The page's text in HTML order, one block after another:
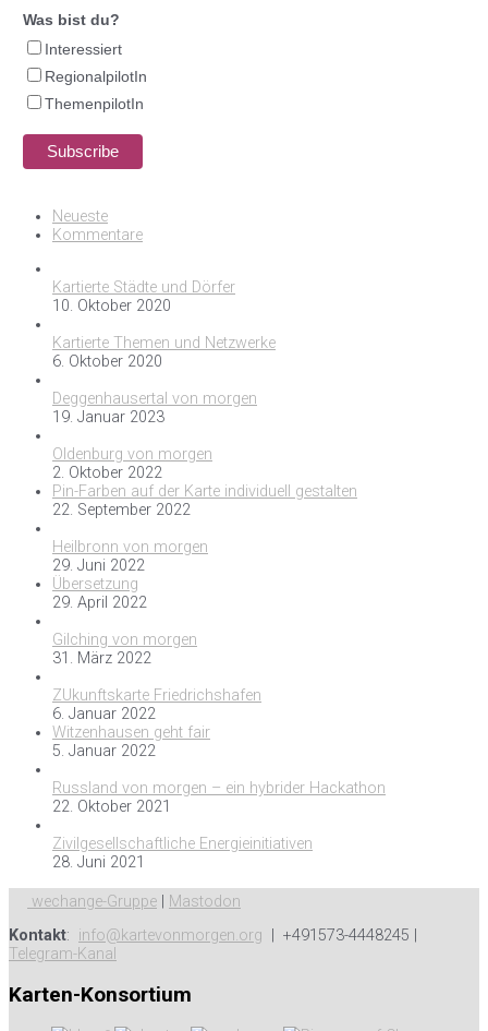
Was bist du?
Interessiert
RegionalpilotIn
ThemenpilotIn
Neueste
Kommentare
Kartierte Städte und Dörfer
10. Oktober 2020
Kartierte Themen und Netzwerke
6. Oktober 2020
Deggenhausertal von morgen
19. Januar 2023
Oldenburg von morgen
2. Oktober 2022
Pin-Farben auf der Karte individuell gestalten
22. September 2022
Heilbronn von morgen
29. Juni 2022
Übersetzung
29. April 2022
Gilching von morgen
31. März 2022
ZUkunftskarte Friedrichshafen
6. Januar 2022
Witzenhausen geht fair
5. Januar 2022
Russland von morgen – ein hybrider Hackathon
22. Oktober 2021
Zivilgesellschaftliche Energieinitiativen
28. Juni 2021
wechange-Gruppe
Mastodon
Kontakt: info@kartevonmorgen.org | +491573-4448245 |
Telegram-Kanal
Karten-Konsortium